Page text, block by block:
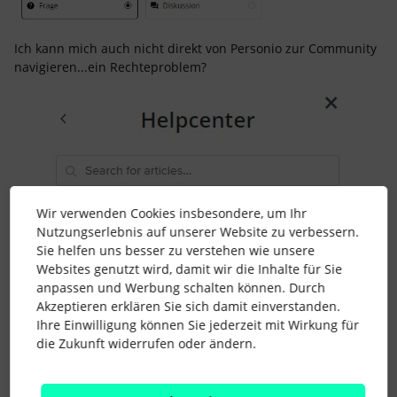
Ich kann mich auch nicht direkt von Personio zur Community
navigieren...ein Rechteproblem?
Wir verwenden Cookies insbesondere, um Ihr
Nutzungserlebnis auf unserer Website zu verbessern.
Sie helfen uns besser zu verstehen wie unsere
Websites genutzt wird, damit wir die Inhalte für Sie
anpassen und Werbung schalten können. Durch
Akzeptieren erklären Sie sich damit einverstanden.
Ihre Einwilligung können Sie jederzeit mit Wirkung für
die Zukunft widerrufen oder ändern.